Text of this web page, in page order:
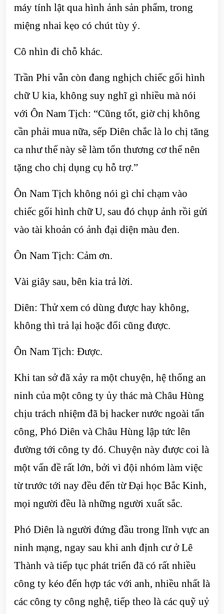
máy tính lật qua hình ảnh sản phẩm, trong
miệng nhai kẹo có chút tùy ý.
Cô nhìn đi chỗ khác.
Trần Phi vẫn còn đang nghịch chiếc gối hình
chữ U kia, không suy nghĩ gì nhiều mà nói
với Ôn Nam Tịch: “Cũng tốt, giờ chị không
cần phải mua nữa, sếp Diên chắc là lo chị tăng
ca như thế này sẽ làm tổn thương cơ thể nên
tặng cho chị dụng cụ hỗ trợ.”
Ôn Nam Tịch không nói gì chỉ chạm vào
chiếc gối hình chữ U, sau đó chụp ảnh rồi gửi
vào tài khoản có ảnh đại diện màu đen.
Ôn Nam Tịch: Cảm ơn.
Vài giây sau, bên kia trả lời.
Diên: Thử xem có dùng được hay không,
không thì trả lại hoặc đổi cũng được.
Ôn Nam Tịch: Được.
Khi tan sở đã xảy ra một chuyện, hệ thống an
ninh của một công ty ủy thác mà Châu Hùng
chịu trách nhiệm đã bị hacker nước ngoài tấn
công, Phó Diên và Châu Hùng lập tức lên
đường tới công ty đó. Chuyện này được coi là
một vấn đề rất lớn, bởi vì đội nhóm làm việc
từ trước tới nay đều đến từ Đại học Bắc Kinh,
mọi người đều là những người xuất sắc.
Phó Diên là người đứng đầu trong lĩnh vực an
ninh mạng, ngay sau khi anh định cư ở Lê
Thành và tiếp tục phát triển đã có rất nhiều
công ty kéo đến hợp tác với anh, nhiều nhất là
các công ty công nghệ, tiếp theo là các quỹ uỷ